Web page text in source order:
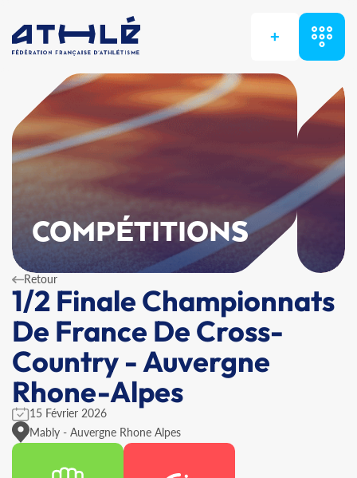
+
COMPÉTITIONS
Retour
1/2 Finale Championnats
De France De Cross-
Country - Auvergne
Rhone-Alpes
15 Février 2026
Mably - Auvergne Rhone Alpes